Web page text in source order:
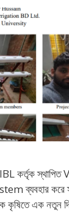
DIBL কর্তৃক
ব্যবহার করে
কৃষিতে এক নতুন